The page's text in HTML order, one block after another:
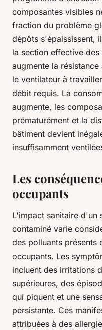
composantes visibles
fraction du problème
dépôts s'épaississent,
la section effective
augmente la
le ventilateur à
débit requis. La
augmente, les
prématurément et la
bâtiment devient
insuffisamment
Les
occupants
L'impact sanitaire d'un
contaminé varie
des polluants présents
occupants. Les
incluent des irritations
supérieures, des
qui piquent et une
persistante. Ces
attribuées à des